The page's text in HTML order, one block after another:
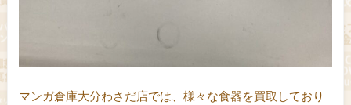
マンガ倉庫大分わさだ店では、様々な食器を買取しており